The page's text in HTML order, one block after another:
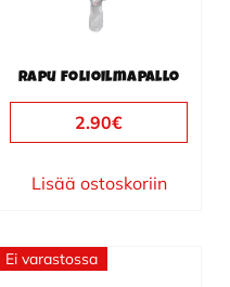
Rapu folioilmapallo
2.90€
Lisää ostoskoriin
Ei varastossa